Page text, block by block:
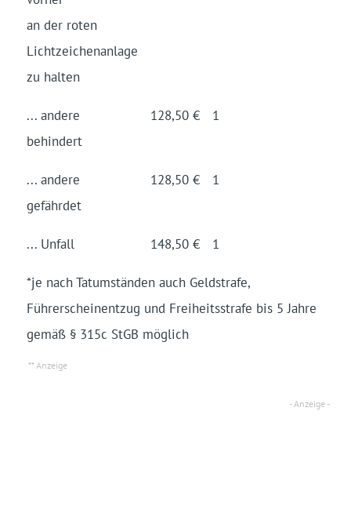
an der roten
Lichtzeichen­anlage
zu halten
... andere
behindert
128,50 € 1
... andere
gefährdet
128,50 € 1
... Unfall 148,50 € 1
*je nach Tatumständen auch Geldstrafe,
Führerscheinentzug und Freiheitsstrafe bis 5 Jahre
gemäß § 315c StGB möglich